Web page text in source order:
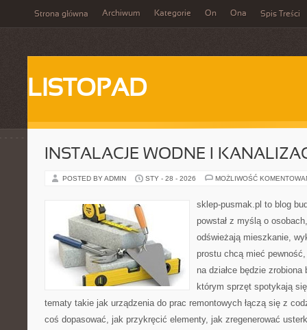
Strona główna Archiwum Kategorie On Ona Spis Treści
LISTOPAD
INSTALACJE WODNE I
POSTED BY ADMIN STY - 28 - 2026 MOŻLIWOŚĆ
sklep-pusmak.pl to blog
powstał z myślą o
odświeżają mieszkanie,
prostu chcą mieć
na działce będzie
którym sprzęt spotykają
tematy takie jak urządzenia do prac remontowych łączą się z
coś dopasować, jak przykręcić elementy, jak zregenerować